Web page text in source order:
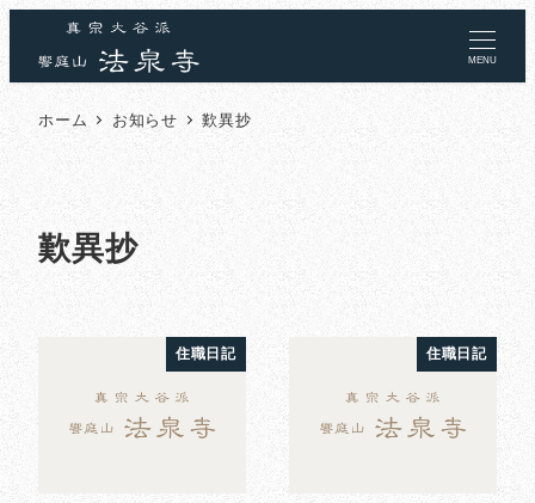
MENU
ホーム お知らせ 歎異抄
歎異抄
住職日記 住職日記